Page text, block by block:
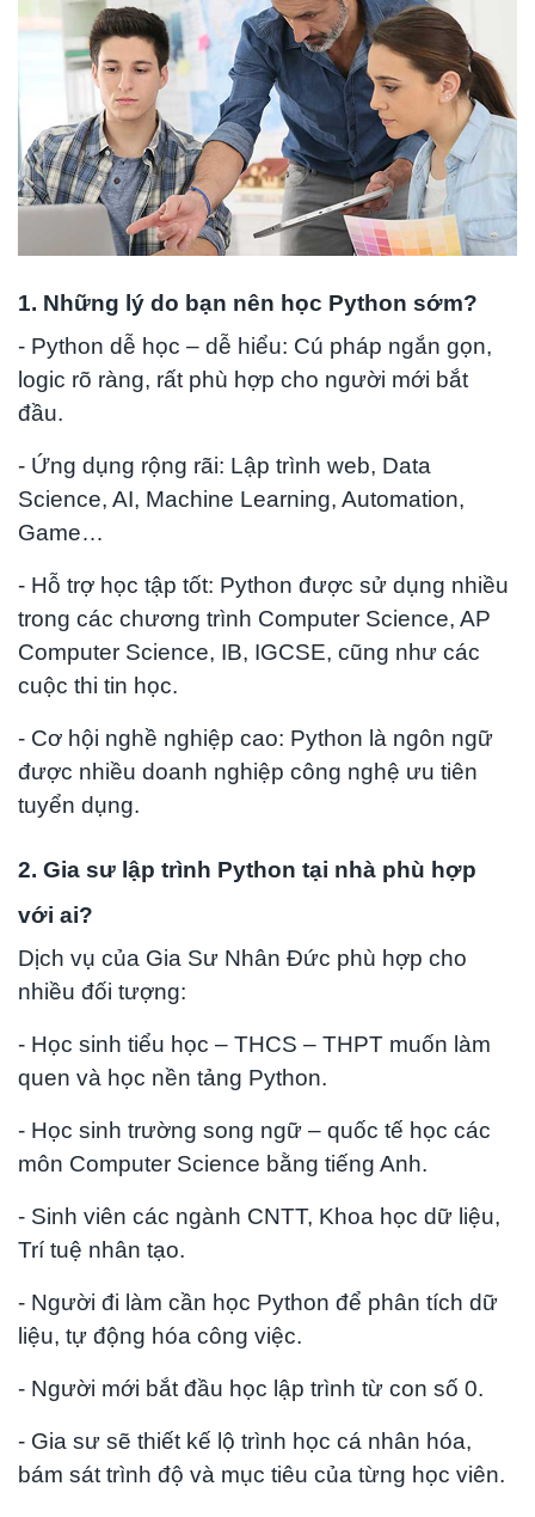
1. Những lý do bạn nên học Python sớm?
- Python dễ học – dễ hiểu: Cú pháp ngắn gọn,
logic rõ ràng, rất phù hợp cho người mới bắt
đầu.
- Ứng dụng rộng rãi: Lập trình web, Data
Science, AI, Machine Learning, Automation,
Game…
- Hỗ trợ học tập tốt: Python được sử dụng nhiều
trong các chương trình Computer Science, AP
Computer Science, IB, IGCSE, cũng như các
cuộc thi tin học.
- Cơ hội nghề nghiệp cao: Python là ngôn ngữ
được nhiều doanh nghiệp công nghệ ưu tiên
tuyển dụng.
2. Gia sư lập trình Python tại nhà phù hợp
với ai?
Dịch vụ của Gia Sư Nhân Đức phù hợp cho
nhiều đối tượng:
- Học sinh tiểu học – THCS – THPT muốn làm
quen và học nền tảng Python.
- Học sinh trường song ngữ – quốc tế học các
môn Computer Science bằng tiếng Anh.
- Sinh viên các ngành CNTT, Khoa học dữ liệu,
Trí tuệ nhân tạo.
- Người đi làm cần học Python để phân tích dữ
liệu, tự động hóa công việc.
- Người mới bắt đầu học lập trình từ con số 0.
- Gia sư sẽ thiết kế lộ trình học cá nhân hóa,
bám sát trình độ và mục tiêu của từng học viên.